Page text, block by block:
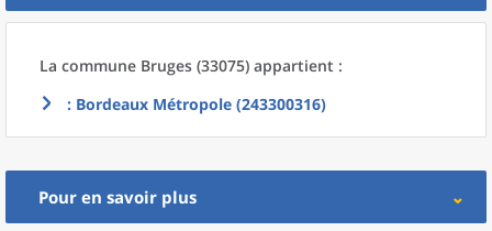
La commune Bruges (33075) appartient :
: Bordeaux Métropole (243300316)
Pour en savoir plus